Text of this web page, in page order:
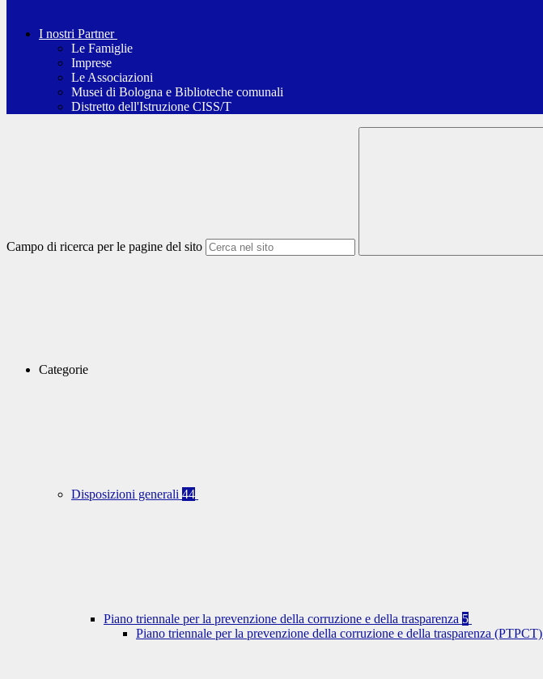
I nostri Partner
Le Famiglie
Imprese
Le Associazioni
Musei di Bologna e Biblioteche comunali
Distretto dell'Istruzione CISS/T
Campo di ricerca per le pagine del sito
Categorie
Disposizioni generali 44
Piano triennale per la prevenzione della corruzione e della trasparenza 5
Piano triennale per la prevenzione della corruzione e della trasparenza (PTPCT)